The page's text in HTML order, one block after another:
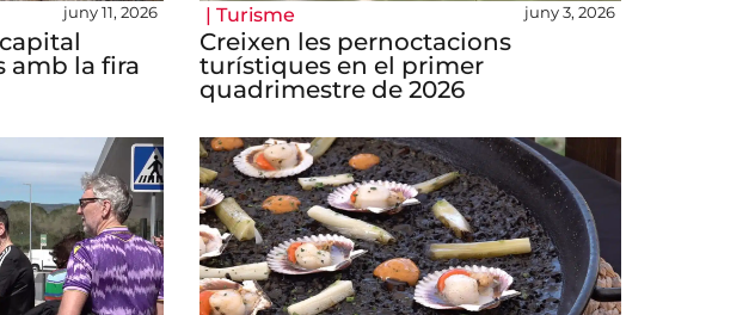
juny 11, 2026
amb la fira
| Turisme juny 3, 2026
Creixen les pernoctacions
turístiques en el primer
quadrimestre de 2026